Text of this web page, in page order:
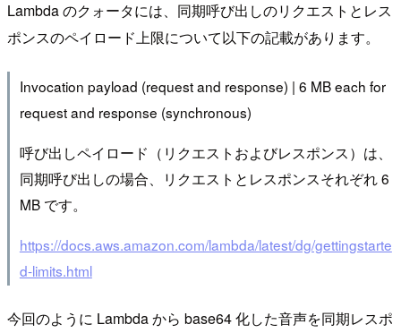
Lambda のクォータには、同期呼び出しのリクエストとレス
ポンスのペイロード上限について以下の記載があります。
Invocation payload (request and response) | 6 MB each for
request and response (synchronous)
呼び出しペイロード（リクエストおよびレスポンス）は、
同期呼び出しの場合、リクエストとレスポンスそれぞれ 6
MB です。
https://docs.aws.amazon.com/lambda/latest/dg/gettingstarte
d-limits.html
今回のように Lambda から base64 化した音声を同期レスポ